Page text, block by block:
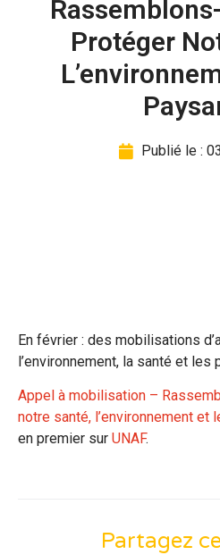
Protéger
Publié le :
En février : des mobilisations
l’environnement, la santé et les
Appel à mobilisation –
notre santé, l’environnement et
en premier sur UNAF.
Partagez